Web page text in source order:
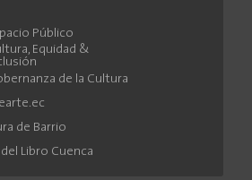
Público
Equidad &
de la Cultura
de Barrio
del Libro Cuenca